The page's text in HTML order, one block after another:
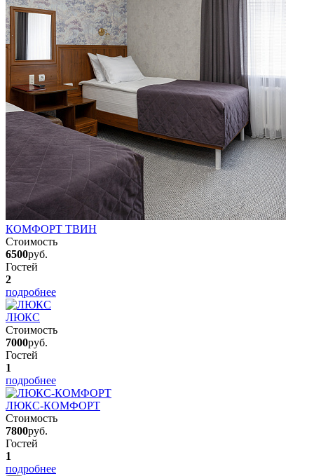
КОМФОРТ ТВИН
Стоимость
6500руб.
Гостей
2
подробнее
ЛЮКС
Стоимость
7000руб.
Гостей
1
подробнее
ЛЮКС-КОМФОРТ
Стоимость
7800руб.
Гостей
1
подробнее